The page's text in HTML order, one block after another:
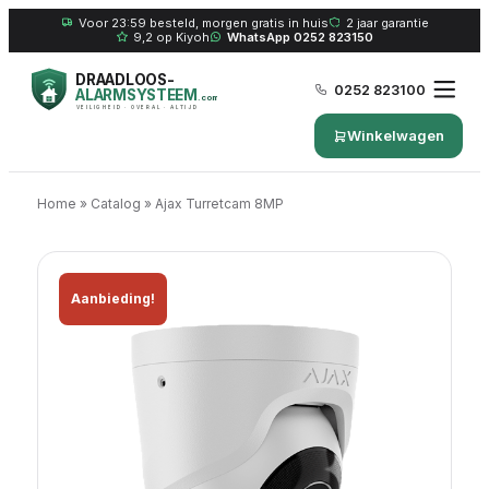
Voor 23:59 besteld, morgen gratis in huis
2 jaar garantie
9,2 op Kiyoh
WhatsApp 0252 823150
DRAADLOOS-
ALARMSYSTEEM.com
VEILIGHEID · OVERAL · ALTIJD
0252 823100
Winkelwagen
Home » Catalog » Ajax Turretcam 8MP
Aanbieding!